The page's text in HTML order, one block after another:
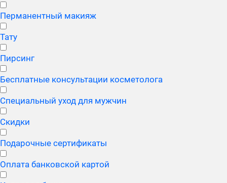
Перманентный макияж
Тату
Пирсинг
Бесплатные консультации косметолога
Специальный уход для мужчин
Скидки
Подарочные сертификаты
Оплата банковской картой